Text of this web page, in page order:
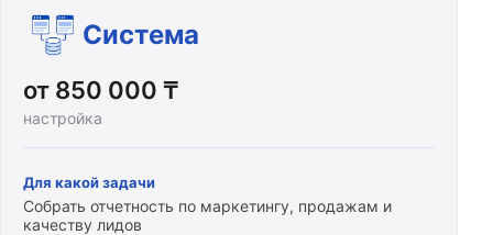
Система
от 850 000 ₸
настройка
Для какой задачи
Собрать отчетность по маркетингу, продажам и
качеству лидов